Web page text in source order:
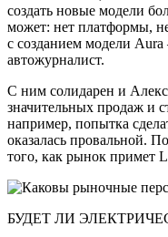
создать новые модели
может: нет платформы,
с созданием модели Aura
автожурналист.
С ним солидарен и
значительных продаж и
например, попытка
оказалась провальной.
того, как рынок примет
БУДЕТ ЛИ